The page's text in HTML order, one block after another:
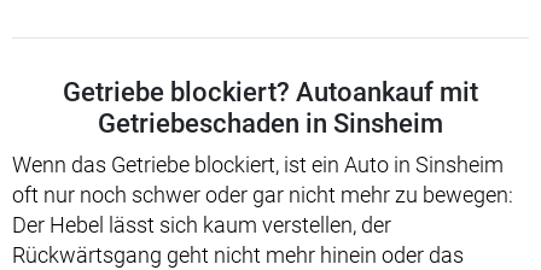
Getriebe blockiert? Autoankauf mit
Getriebeschaden in Sinsheim
Wenn das Getriebe blockiert, ist ein Auto in Sinsheim
oft nur noch schwer oder gar nicht mehr zu bewegen:
Der Hebel lässt sich kaum verstellen, der
Rückwärtsgang geht nicht mehr hinein oder das